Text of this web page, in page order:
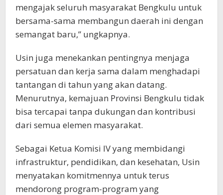
mengajak seluruh masyarakat Bengkulu untuk
bersama-sama membangun daerah ini dengan
semangat baru,” ungkapnya.
Usin juga menekankan pentingnya menjaga
persatuan dan kerja sama dalam menghadapi
tantangan di tahun yang akan datang.
Menurutnya, kemajuan Provinsi Bengkulu tidak
bisa tercapai tanpa dukungan dan kontribusi
dari semua elemen masyarakat.
Sebagai Ketua Komisi IV yang membidangi
infrastruktur, pendidikan, dan kesehatan, Usin
menyatakan komitmennya untuk terus
mendorong program-program yang